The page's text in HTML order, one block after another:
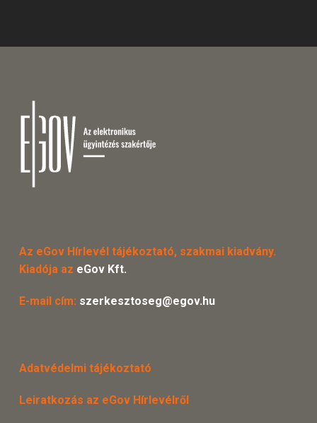
Az eGov Hírlevél tájékoztató, szakmai kiadvány.
Kiadója az eGov Kft.
E-mail cím: szerkesztoseg@egov.hu
Adatvédelmi tájékoztató
Leiratkozás az eGov Hírlevélről